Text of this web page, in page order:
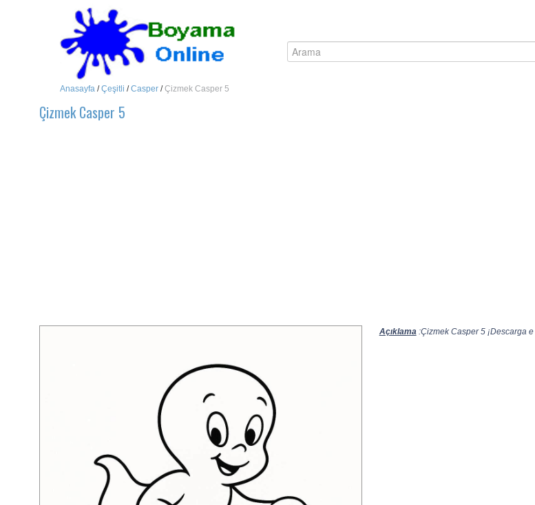
Anasayfa /Çeşitli /Casper /Çizmek Casper 5
Çizmek Casper 5
Açıklama:Çizmek Casper 5 ¡Descarga